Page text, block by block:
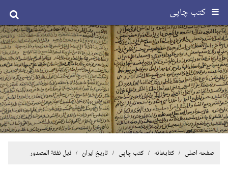
کتب چاپی
صفحه اصلی / کتابخانه /کتب چاپی /تاریخ ایران / ذیل نفثة المصدور